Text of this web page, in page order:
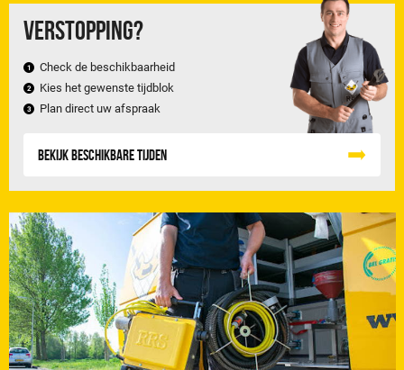
Verstopping?
Check de beschikbaarheid
Kies het gewenste tijdblok
Plan direct uw afspraak
Bekijk beschikbare tijden